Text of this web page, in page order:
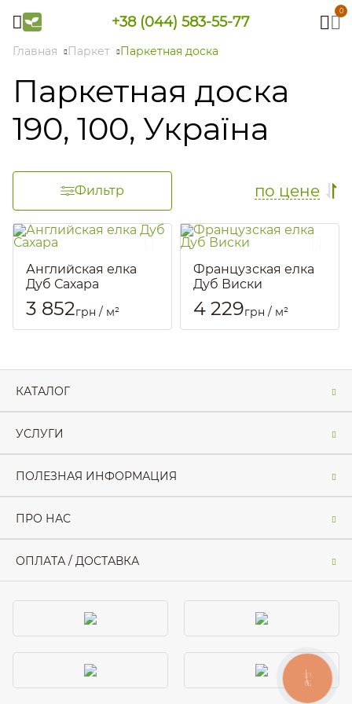
+38 (044) 583-55-77
0
Главная Паркет Паркетная доска
Паркетная доска
190, 100, Україна
по цене
Фильтр
Английская елка
Дуб Сахара
Артикул:: 1968
3 852грн / м²
Французская елка
Дуб Виски
Артикул:: 2509
4 229грн / м²
КАТАЛОГ
УСЛУГИ
ПОЛЕЗНАЯ ИНФОРМАЦИЯ
ПРО НАС
ОПЛАТА / ДОСТАВКА
КНОПКА
ЗВ'ЯЗКУ